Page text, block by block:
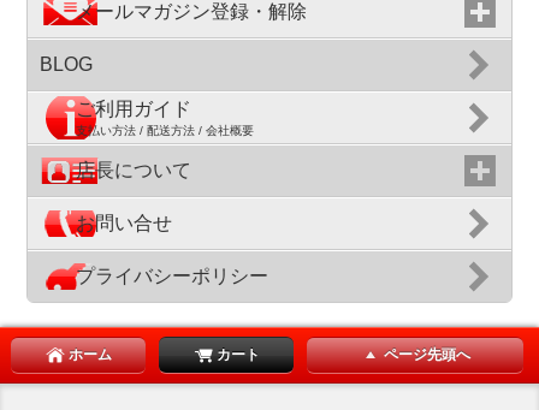
メールマガジン登録・解除
BLOG
ご利用ガイド
支払い方法 / 配送方法 / 会社概要
店長について
お問い合せ
プライバシーポリシー
ホーム カート ページ先頭へ